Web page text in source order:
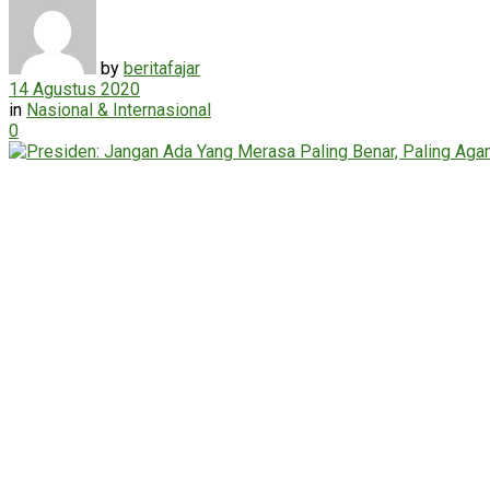
by beritafajar
14 Agustus 2020
in Nasional & Internasional
0